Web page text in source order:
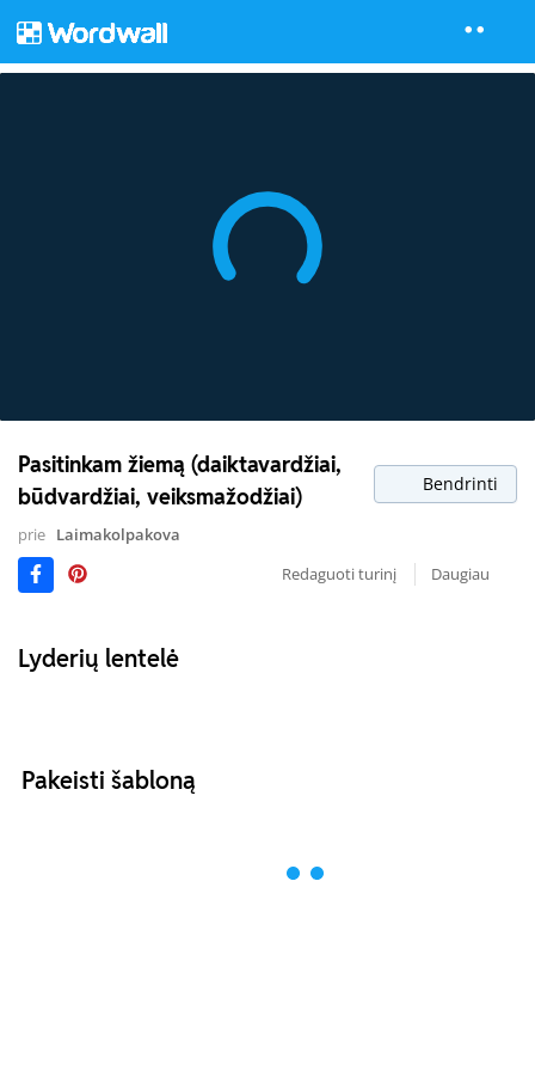
Pasitinkam žiemą (daiktavardžiai,
būdvardžiai, veiksmažodžiai)
Bendrinti
prie Laimakolpakova
Redaguoti turinį
Daugiau
Lyderių lentelė
Pakeisti šabloną